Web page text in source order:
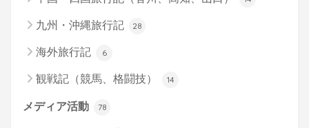
九州・沖縄旅行記 28
海外旅行記 6
観戦記（競馬、格闘技） 14
メディア活動 78